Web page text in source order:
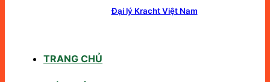
Đại lý Kracht Việt Nam
TRANG CHỦ